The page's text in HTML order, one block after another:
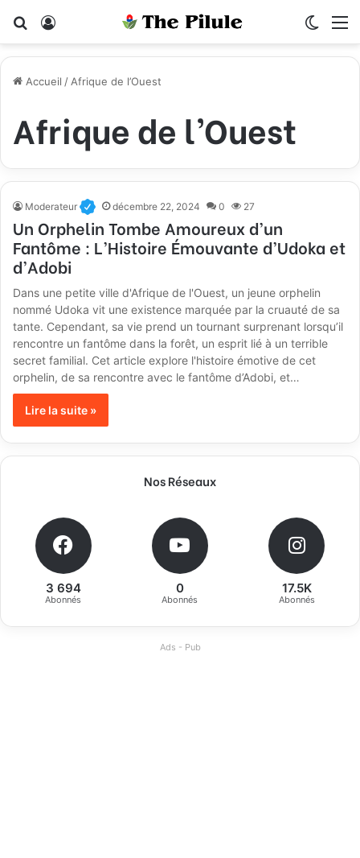
Rechercher
Accueil / Afrique de l’Ouest
Afrique de l’Ouest
Moderateur décembre 22, 2024 0 27
Un Orphelin Tombe Amoureux d’un
Fantôme : L’Histoire Émouvante d’Udoka et
d’Adobi
Dans une petite ville d'Afrique de l'Ouest, un jeune orphelin
nommé Udoka vit une existence marquée par la cruauté de sa
tante. Cependant, sa vie prend un tournant surprenant lorsqu’il
rencontre un fantôme dans la forêt, un esprit lié à un terrible
secret familial. Cet article explore l'histoire émotive de cet
orphelin, de sa rencontre avec le fantôme d’Adobi, et…
Lire la suite »
Nos Réseaux
3 694
Abonnés
0
Abonnés
17.5K
Abonnés
Ads - Pub